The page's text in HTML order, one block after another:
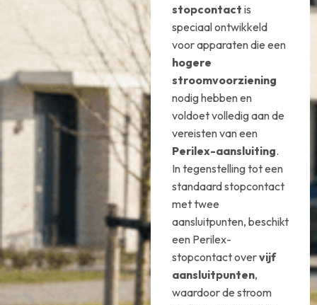
stopcontact is
speciaal ontwikkeld
voor apparaten die een
hogere
stroomvoorziening
nodig hebben en
voldoet volledig aan de
vereisten van een
Perilex-aansluiting.
In tegenstelling tot een
standaard stopcontact
met twee
aansluitpunten, beschikt
een Perilex-
stopcontact overvijf
aansluitpunten,
waardoor de stroom